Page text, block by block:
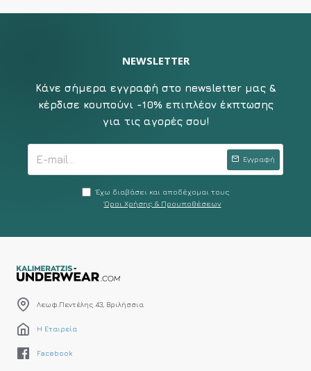
NEWSLETTER
Κάνε σήμερα εγγραφή στο newsletter μας &
κέρδισε κουπούνι -10% επιπλέον έκπτωσης
για τις αγορές σου!
Εγγραφή
Έχω διαβάσει και αποδέχομαι τους
Όροι Χρήσης & Προυποθέσεων
Λεωφ.Πεντέλης 43, Βριλήσσια
Η Εταιρεία
Facebook